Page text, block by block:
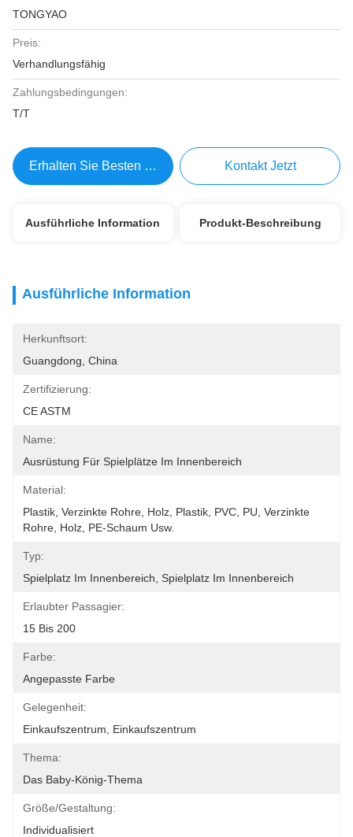
TONGYAO
Preis:
Verhandlungsfähig
Zahlungsbedingungen:
T/T
Erhalten Sie Besten Preis Kontakt Jetzt
Ausführliche Information Produkt-Beschreibung
Ausführliche Information
Herkunftsort:
Guangdong, China
Zertifizierung:
CE ASTM
Name:
Ausrüstung Für Spielplätze Im Innenbereich
Material:
Plastik, Verzinkte Rohre, Holz, Plastik, PVC, PU, Verzinkte
Rohre, Holz, PE-Schaum Usw.
Typ:
Spielplatz Im Innenbereich, Spielplatz Im Innenbereich
Erlaubter Passagier:
15 Bis 200
Farbe:
Angepasste Farbe
Gelegenheit:
Einkaufszentrum, Einkaufszentrum
Thema:
Das Baby-König-Thema
Größe/Gestaltung:
Individualisiert